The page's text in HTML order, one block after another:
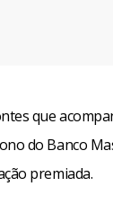
que
do Banco
premiada.